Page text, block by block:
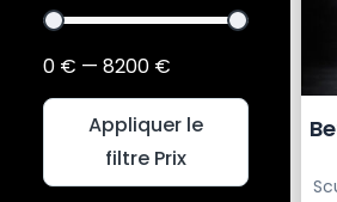
0 € — 8200 €
Appliquer le
filtre Prix